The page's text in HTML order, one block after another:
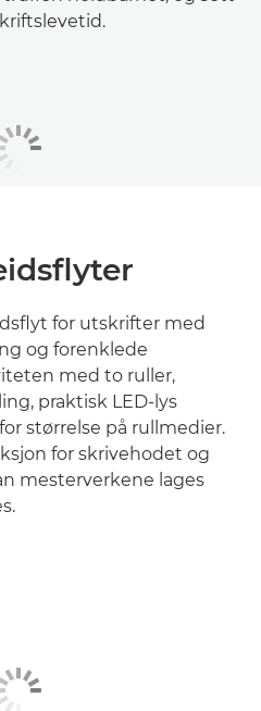
for utskrifter med
og forenklede
med to ruller,
praktisk LED-lys
størrelse på rullmedier.
for skrivehodet og
mesterverkene lages